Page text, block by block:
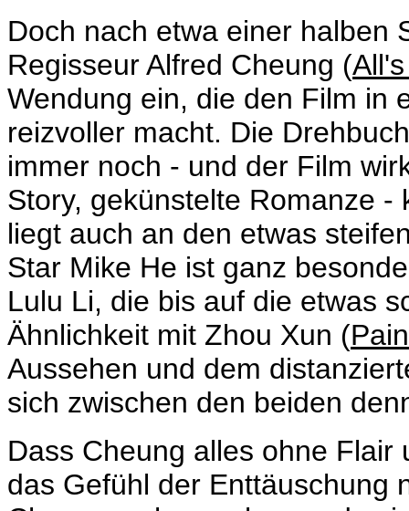
Doch nach etwa einer halben
RegisseurAlfred Cheung (
Wendung ein, die den Film in
reizvoller macht. Die
immer noch - und der Film
Story, gekünstelte Romanze
liegt auch an den etwas
Star Mike He ist ganz
Lulu Li, die bis auf die etwas
Ähnlichkeit mit Zhou Xun (
Aussehen und dem
sich zwischen den beiden
Dass Cheung alles ohne Flair
das Gefühl der Enttäuschung